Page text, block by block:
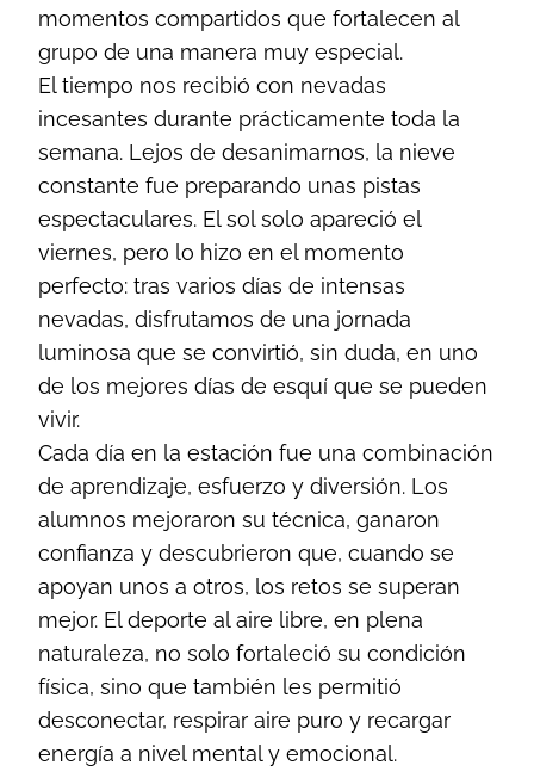
momentos compartidos que fortalecen al
grupo de una manera muy especial.
El tiempo nos recibió con nevadas
incesantes durante prácticamente toda la
semana. Lejos de desanimarnos, la nieve
constante fue preparando unas pistas
espectaculares. El sol solo apareció el
viernes, pero lo hizo en el momento
perfecto: tras varios días de intensas
nevadas, disfrutamos de una jornada
luminosa que se convirtió, sin duda, en uno
de los mejores días de esquí que se pueden
vivir.
Cada día en la estación fue una combinación
de aprendizaje, esfuerzo y diversión. Los
alumnos mejoraron su técnica, ganaron
confianza y descubrieron que, cuando se
apoyan unos a otros, los retos se superan
mejor. El deporte al aire libre, en plena
naturaleza, no solo fortaleció su condición
física, sino que también les permitió
desconectar, respirar aire puro y recargar
energía a nivel mental y emocional.